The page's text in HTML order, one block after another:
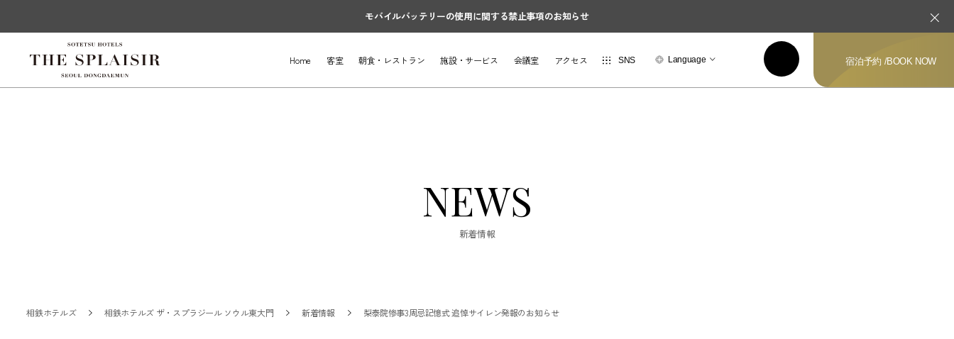
モバイルバッテリーの使用に関する禁止事項のお知らせ
Home 客室 朝食・レストラン 施設・サービス 会議室 アクセス SNS Language 宿泊予約 /BOOK NOW
NEWS
新着情報
相鉄ホテルズ 相鉄ホテルズ ザ・スプラジール ソウル東大門 新着情報 梨泰院惨事3周忌記憶式 追悼サイレン発報のお知らせ